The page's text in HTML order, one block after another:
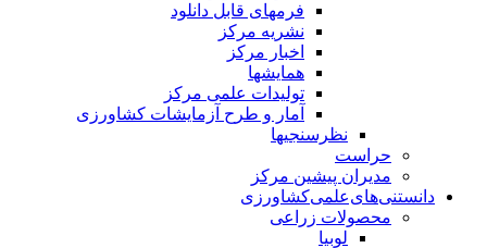
فرمهای قابل دانلود
نشریه مرکز
اخبار مرکز
همایشها
تولیدات علمی مرکز
آمار و طرح آزمایشات کشاورزی
نظرسنجیها
حراست
مدیران پیشین مرکز
دانستنی‌های‌علمی‌کشاورزی
محصولات زراعی
لوبیا